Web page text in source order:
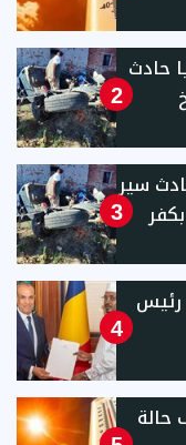
2
حادث
3
في حادث سير
4
رئيس
حالة